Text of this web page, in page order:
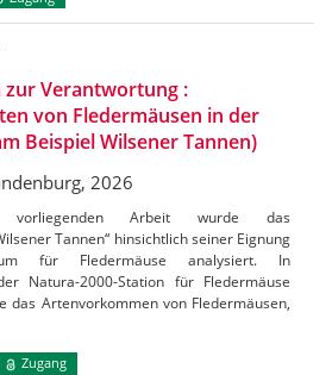
zur Verantwortung :
von Fledermäusen in der
Beispiel Wilsener Tannen)
2026
Arbeit wurde das
Tannen“ hinsichtlich seiner Eignung
für Fledermäuse analysiert. In
Natura-2000-Station für Fledermäuse
das Artenvorkommen von Fledermäusen,
Zugang